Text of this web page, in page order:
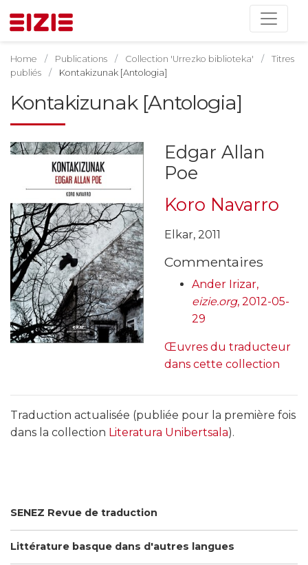
SENEZ Revue de traduction
Littérature basque dans d'autres langues
Home Publications Collection 'Urrezko biblioteka'
Titres
publiés
Kontakizunak [Antologia]
Kontakizunak [Antologia]
Edgar Allan
Poe
Koro Navarro
Elkar, 2011
Commentaires
Ander Irizar,
eizie.org, 2012-05-
29
Œuvres du traducteur
dans cette collection
Traduction actualisée (publiée pour la première fois
dans la collection Literatura Unibertsala).